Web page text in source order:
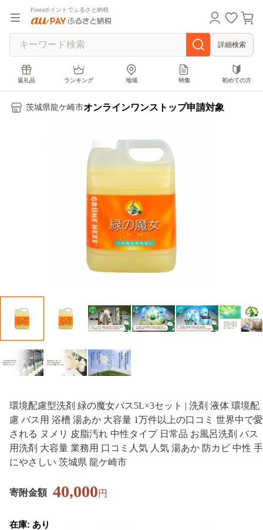
Pontaポイントでふるさと納税
詳細検索
返礼品 ランキング 地域 特集 初めての方
茨城県龍ケ崎市オンラインワンストップ申請対象
環境配慮型洗剤 緑の魔女バス5L×3セット | 洗剤 液体 環境配
慮 バス用 浴槽 湯あか 大容量 1万件以上の口コミ 世界中で愛
される ヌメリ 皮脂汚れ 中性タイプ 日常品 お風呂洗剤 バス
用洗剤 大容量 業務用 口コミ人気 人気 湯あか 防カビ 中性 手
にやさしい 茨城県 龍ケ崎市
寄附金額 40,000円
在庫: あり